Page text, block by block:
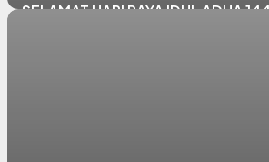
SELAMAT HARI RAYA IDUL ADHA